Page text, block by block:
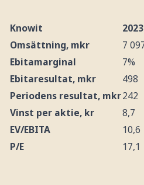
Knowit 2023
Omsättning, mkr
7
Ebitamarginal
7%
Ebitaresultat, mkr
498
Periodens resultat, mkr242
Vinst per aktie, kr
8,7
EV/EBITA
10,6
P/E
17,1